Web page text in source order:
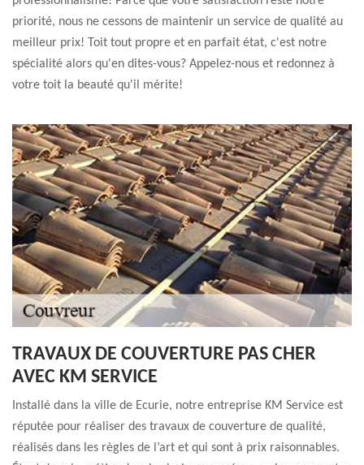
priorité, nous ne cessons de maintenir un service de qualité au
meilleur prix! Toit tout propre et en parfait état, c'est notre
spécialité alors qu'en dites-vous? Appelez-nous et redonnez à
votre toit la beauté qu'il mérite!
TRAVAUX DE COUVERTURE PAS CHER
AVEC KM SERVICE
Installé dans la ville de Ecurie, notre entreprise KM Service est
réputée pour réaliser des travaux de couverture de qualité,
réalisés dans les règles de l’art et qui sont à prix raisonnables.